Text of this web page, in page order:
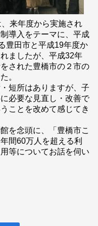
来年度から実施され
導入をテーマに、平成
豊田市と平成19年度か
ましたが、平成32年
された豊橋市の２市の
。
短所はありますが、子
必要な見直し・改善で
ことを改めて感じてき
を念頭に、「豊橋市こ
間60万人を超える利
等についてお話を伺い